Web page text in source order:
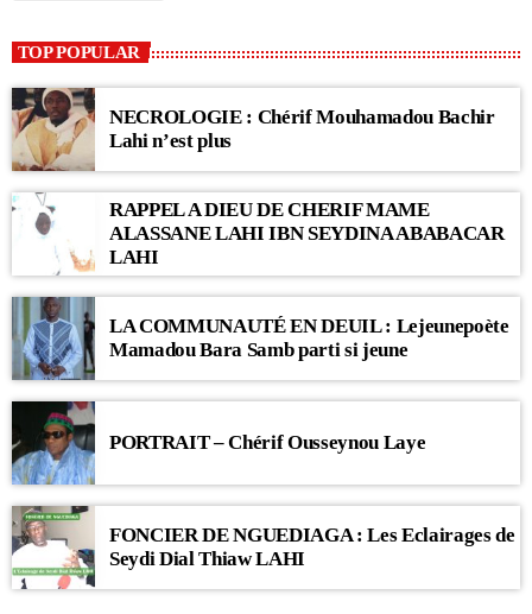
TOP POPULAR
NECROLOGIE : Chérif Mouhamadou Bachir
Lahi n’est plus
RAPPEL A DIEU DE CHERIF MAME
ALASSANE LAHI IBN SEYDINA ABABACAR
LAHI
LA COMMUNAUTÉ EN DEUIL : Lejeunepoète
Mamadou Bara Samb parti si jeune
PORTRAIT – Chérif Ousseynou Laye
FONCIER DE NGUEDIAGA : Les Eclairages de
Seydi Dial Thiaw LAHI